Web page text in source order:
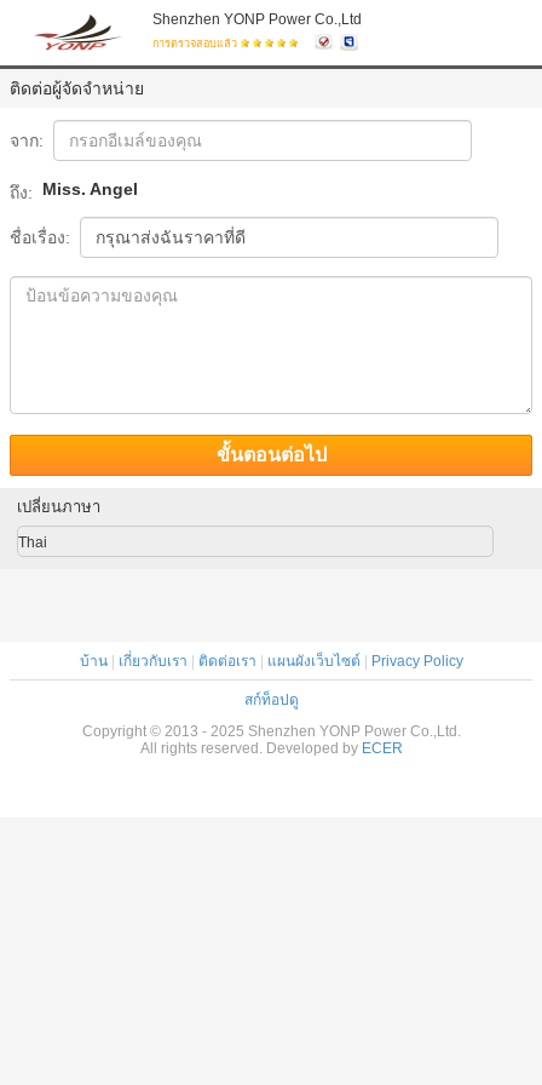
Shenzhen YONP Power Co.,Ltd
การตรวจสอบแล้ว
ติดต่อผู้จัดจำหน่าย
จาก:
ถึง: Miss. Angel
ชื่อเรื่อง:
ขั้นตอนต่อไป
เปลี่ยนภาษา
Thai
บ้าน| เกี่ยวกับเรา ติดต่อเรา แผนผังเว็บไซต์ Privacy Policy
สก์ท็อปดู
Copyright © 2013 - 2025 Shenzhen YONP Power Co.,Ltd.
All rights reserved. Developed by ECER